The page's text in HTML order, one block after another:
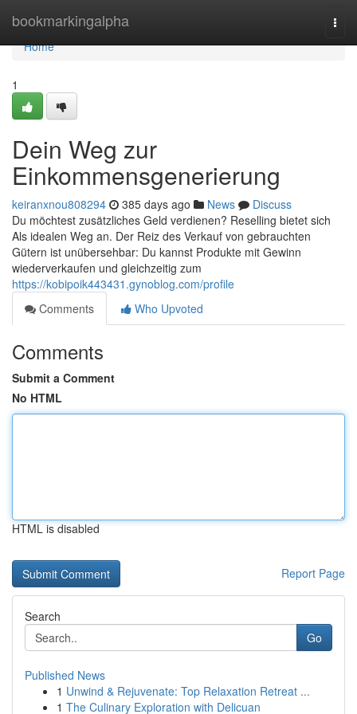
bookmarkingalpha
Home
Home
1
Dein Weg zur
Einkommensgenerierung
keiranxnou808294 385 days ago News
Discuss
Du möchtest zusätzliches Geld verdienen? Reselling bietet sich
Als idealen Weg an. Der Reiz des Verkauf von gebrauchten
Gütern ist unübersehbar: Du kannst Produkte mit Gewinn
wiederverkaufen und gleichzeitig zum
https://kobipoik443431.gynoblog.com/profile
Comments
Who Upvoted
Comments
Submit a Comment
No HTML
HTML is disabled
Report Page
Search
Go
Published News
1 Unwind & Rejuvenate: Top Relaxation Retreat ...
1 The Culinary Exploration with Delicuan